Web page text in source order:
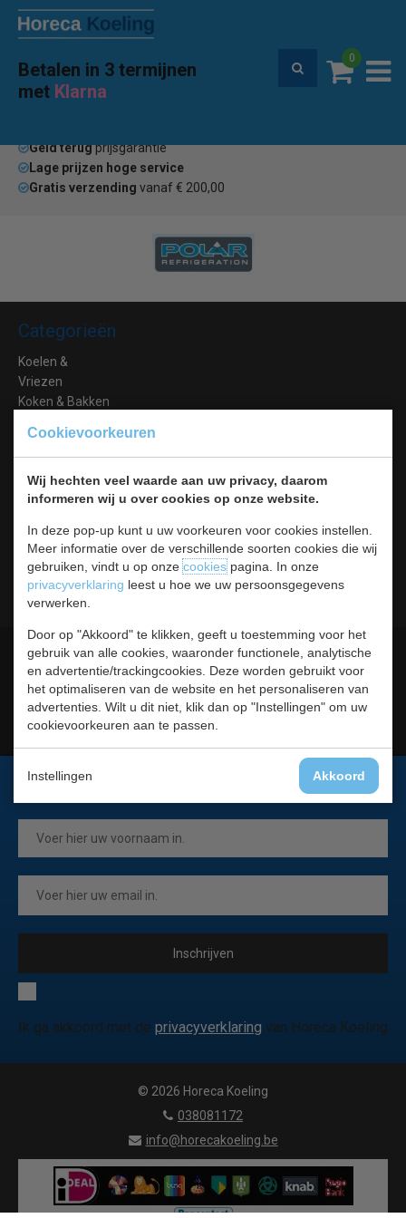
Cookievoorkeuren
Wij hechten veel waarde aan uw privacy, daarom
informeren wij u over cookies op onze website.
In deze pop-up kunt u uw voorkeuren voor cookies instellen.
Meer informatie over de verschillende soorten cookies die wij
gebruiken, vindt u op onzecookiespagina. In onze
privacyverklaring leest u hoe we uw persoonsgegevens
verwerken.
Door op "Akkoord" te klikken, geeft u toestemming voor het
gebruik van alle cookies, waaronder functionele, analytische
en advertentie/trackingcookies. Deze worden gebruikt voor
het optimaliseren van de website en het personaliseren van
advertenties. Wilt u dit niet, klik dan op "Instellingen" om uw
cookievoorkeuren aan te passen.
Instellingen Akkoord
Betalen in 3 termijnen
met Klarna
0
Premium service en garantie
Home Merken
Geld terugprijsgarantie
Lage prijzen hoge service
Gratis verzending vanaf € 200,00
Categorieën
Koelen &
Vriezen
Koken & Bakken
Warmhouden
Bar & Koffie
Buffet & tafel
Kleding
Horeca
Meubilair
RVS
Algemene voorwaarden Leveringsvoorwaarden
Privacy statement Cookies
Retour, teruggavebeleid en
Contact
Aanmelden voor de nieuwsbrief
Inschrijven
Ik ga akkoord met de privacyverklaring van Horeca Koeling
© 2026 Horeca Koeling
|
038081172
|
info@horecakoeling.be